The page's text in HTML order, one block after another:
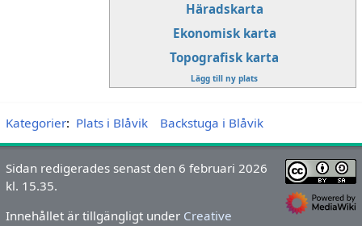
Häradskarta
Ekonomisk karta
Topografisk karta
Lägg till ny plats
Kategorier: Plats i Blåvik Backstuga i Blåvik
Sidan redigerades senast den 6 februari 2026
kl. 15.35.
Innehållet är tillgängligt under Creative